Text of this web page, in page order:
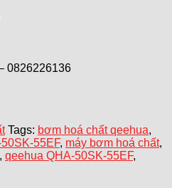
0826226136
Tags: bơm hoá chất qeehua,
55EF, máy bơm hoá chất,
, qeehua QHA-50SK-55EF,